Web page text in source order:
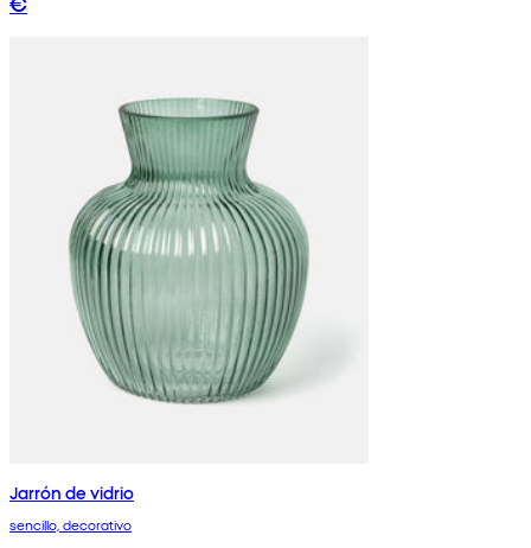
Jarrón de vidrio
sencillo, decorativo